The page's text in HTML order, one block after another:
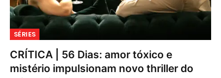
SÉRIES
CRÍTICA | 56 Dias: amor tóxico e
mistério impulsionam novo thriller do